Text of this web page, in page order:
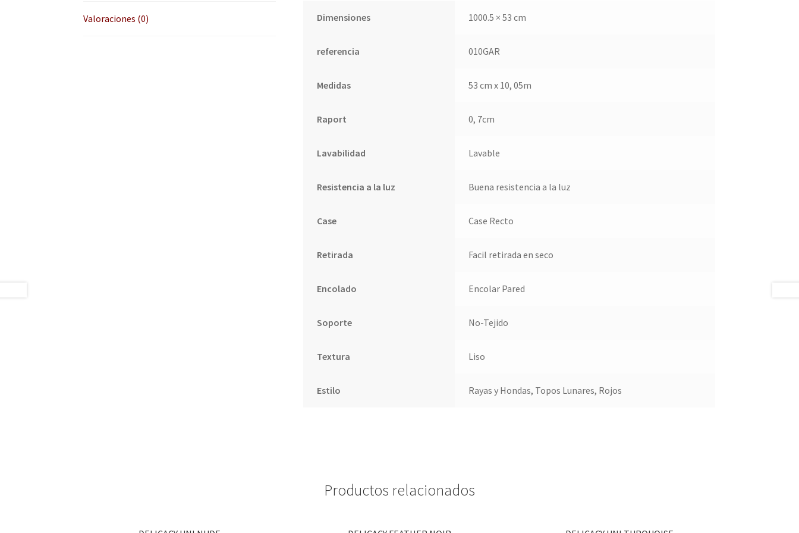
Valoraciones (0) Dimensiones 1000.5 × 53 cm
referencia 010GAR
Medidas 53 cm x 10, 05m
Raport 0, 7cm
Lavabilidad Lavable
Resistencia a la luz Buena resistencia a la luz
Case Case Recto
Retirada Facil retirada en seco
Encolado Encolar Pared
Soporte No-Tejido
Textura Liso
Estilo Rayas y Hondas, Topos Lunares, Rojos
Productos relacionados